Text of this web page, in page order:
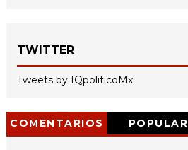
TWITTER
Tweets by IQpoliticoMx
COMENTARIOS POPULAR